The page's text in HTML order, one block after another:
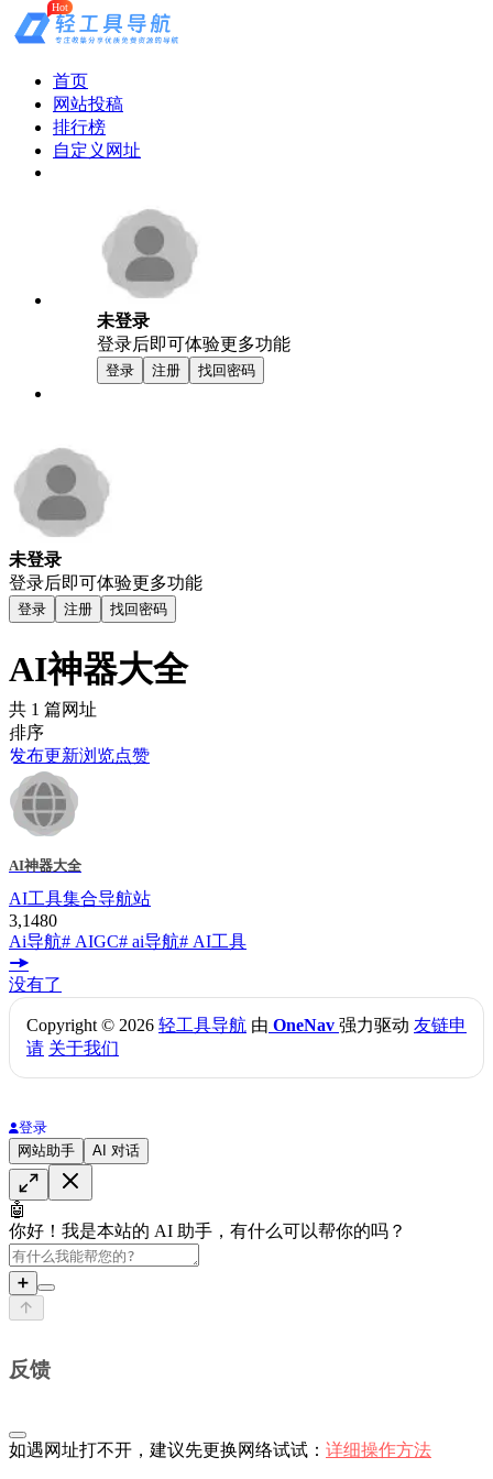
首页
网站投稿
排行榜
Hot
自定义网址
未登录
登录后即可体验更多功能
登录 注册 找回密码
未登录
登录后即可体验更多功能
登录 注册 找回密码
AI神器大全
共 1 篇网址
排序
发布更新浏览点赞
AI神器大全
AI工具集合导航站
3,1480
Ai导航# AIGC# ai导航# AI工具
没有了
Copyright © 2026 轻工具导航 由 OneNav 强力驱动 友链申
请 关于我们
登录
网站助手
AI 对话
🤖
你好！我是本站的 AI 助手，有什么可以帮你的吗？
➕
反馈
如遇网址打不开，建议先更换网络试试： 详细操作方法